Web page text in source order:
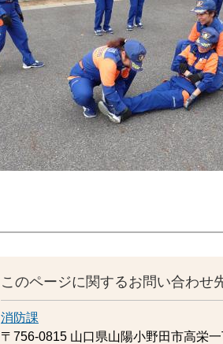
このページに関するお問い合わせ
消防課
〒756-0815 山口県山陽小野田市高栄